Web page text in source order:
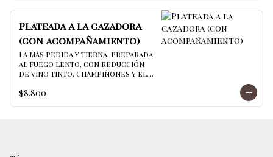
Plateada a la cazadora
(con acompañamiento)
La más pedida y tierna, preparada
al fuego lento, con reducción
de vino tinto, champiñones y el
$8.800